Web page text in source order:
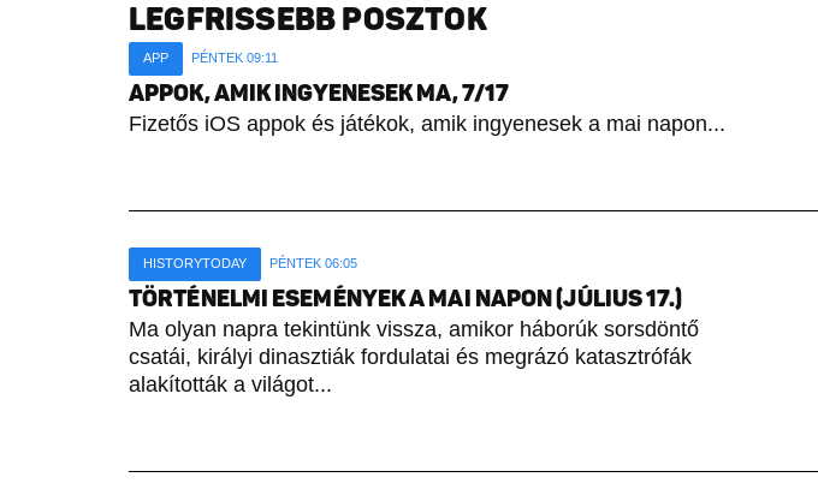
LEGFRISSEBB POSZTOK
APP PÉNTEK 09:11
APPOK, AMIK INGYENESEK MA, 7/17
Fizetős iOS appok és játékok, amik ingyenesek a mai napon...
HISTORYTODAY PÉNTEK 06:05
TÖRTÉNELMI ESEMÉNYEK A MAI NAPON (JÚLIUS 17.)
Ma olyan napra tekintünk vissza, amikor háborúk sorsdöntő
csatái, királyi dinasztiák fordulatai és megrázó katasztrófák
alakították a világot...